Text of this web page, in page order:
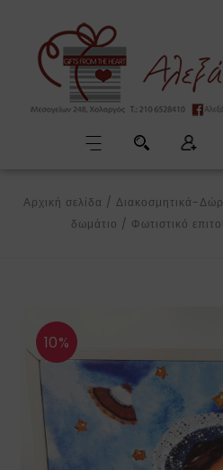
Αρχική σελίδα / Διακοσμητικά-
δωμάτιο / Φωτιστικό
10%